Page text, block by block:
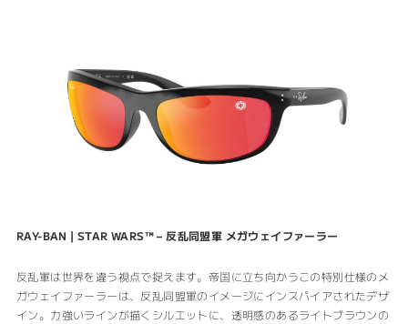
RAY-BAN | STAR WARS™ – 反乱同盟軍 メガウェイファーラー
反乱軍は世界を違う視点で捉えます。帝国に立ち向かうこの特別仕様のメ
ガウェイファーラーは、反乱同盟軍のイメージにインスパイアされたデザ
イン。力強いラインが描くシルエットに、透明感のあるライトブラウンの